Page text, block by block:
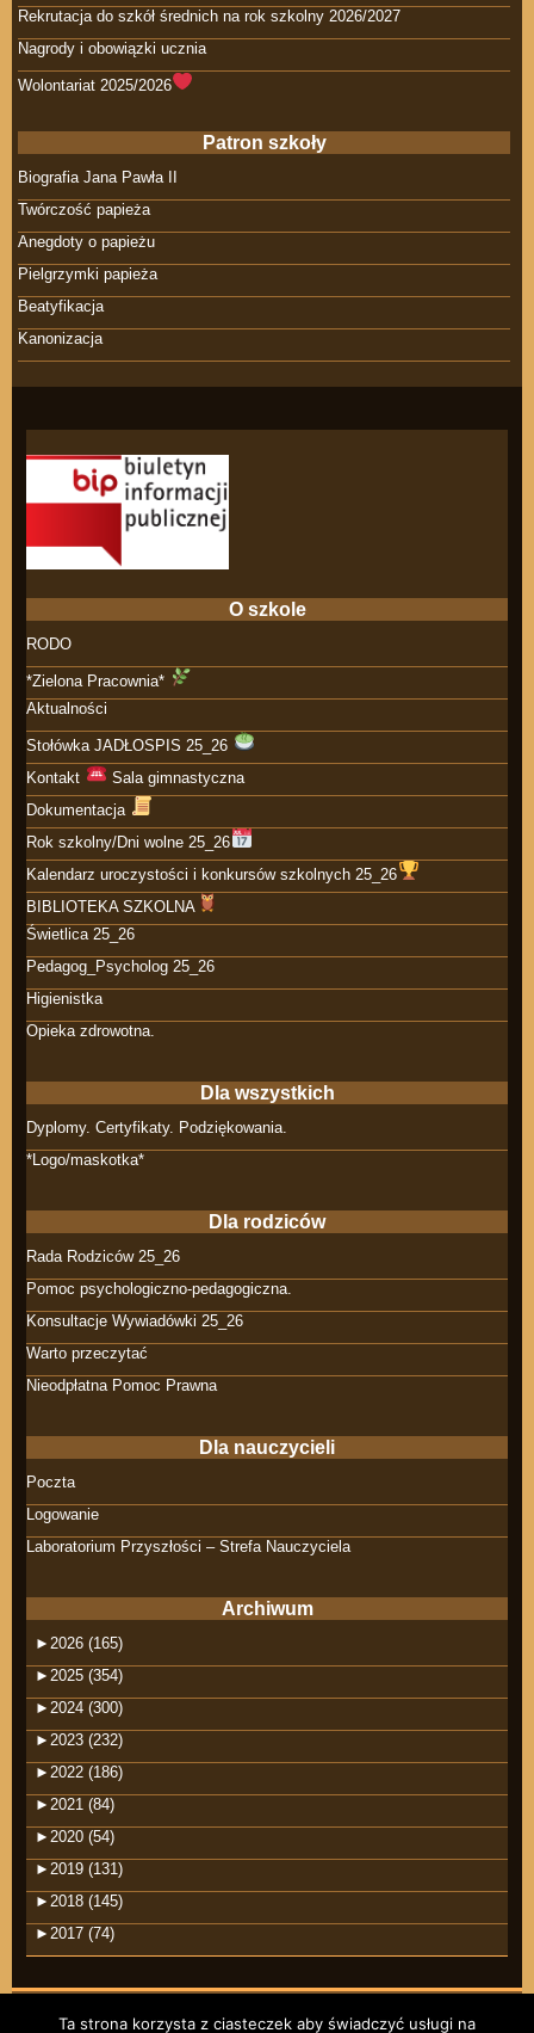
Rekrutacja do szkół średnich na rok szkolny 2026/2027
Nagrody i obowiązki ucznia
Wolontariat 2025/2026
Patron szkoły
Biografia Jana Pawła II
Twórczość papieża
Anegdoty o papieżu
Pielgrzymki papieża
Beatyfikacja
Kanonizacja
O szkole
RODO
*Zielona Pracownia*
Aktualności
Stołówka JADŁOSPIS 25_26
Kontakt
Sala gimnastyczna
Dokumentacja
Rok szkolny/Dni wolne 25_26
Kalendarz uroczystości i konkursów szkolnych 25_26
BIBLIOTEKA SZKOLNA
Świetlica 25_26
Pedagog_Psycholog 25_26
Higienistka
Opieka zdrowotna.
Dla wszystkich
Dyplomy. Certyfikaty. Podziękowania.
*Logo/maskotka*
Dla rodziców
Rada Rodziców 25_26
Pomoc psychologiczno-pedagogiczna.
Konsultacje Wywiadówki 25_26
Warto przeczytać
Nieodpłatna Pomoc Prawna
Dla nauczycieli
Poczta
Logowanie
Laboratorium Przyszłości – Strefa Nauczyciela
Archiwum
► 2026 (165)
► 2025 (354)
► 2024 (300)
► 2023 (232)
► 2022 (186)
► 2021 (84)
► 2020 (54)
► 2019 (131)
► 2018 (145)
► 2017 (74)
Ta strona korzysta z ciasteczek aby świadczyć usługi na